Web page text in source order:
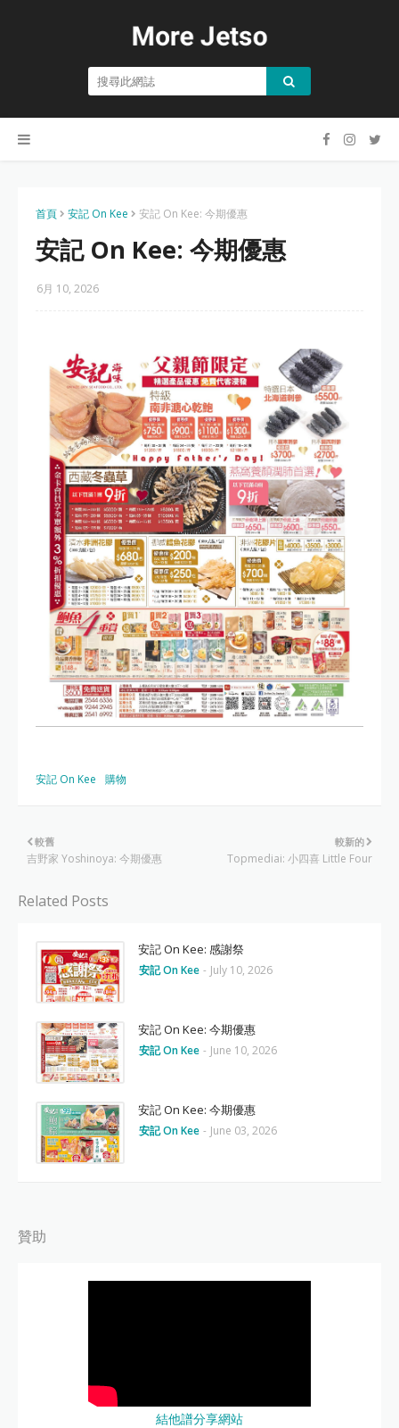
首頁 安記 On Kee 安記 On Kee: 今期優惠
安記 On Kee: 今期優惠
6月 10, 2026
安記 On Kee 購物
較新的
Topmediai: 小四喜 Little Four
較舊
吉野家 Yoshinoya: 今期優惠
Related Posts
安記 On Kee: 感謝祭
安記 On Kee - July 10, 2026
安記 On Kee: 今期優惠
安記 On Kee - June 10, 2026
安記 On Kee: 今期優惠
安記 On Kee - June 03, 2026
贊助
結他譜分享網站